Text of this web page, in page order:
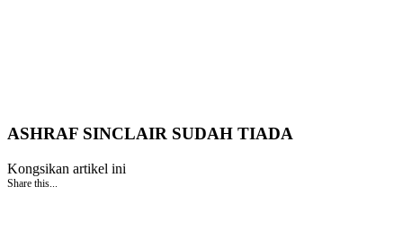
ASHRAF SINCLAIR SUDAH TIADA
Kongsikan artikel ini
Share this...